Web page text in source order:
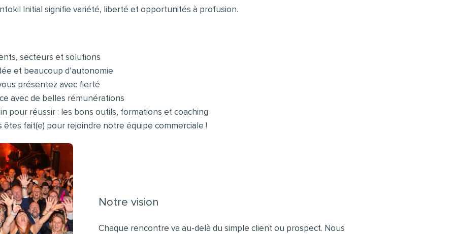
Initial signifie variété, liberté et opportunités à profusion.
secteurs et solutions
et beaucoup d’autonomie
présentez avec fierté
avec de belles rémunérations
pour réussir : les bons outils, formations et coaching
êtes fait(e) pour rejoindre notre équipe commerciale !
Notre vision
Chaque rencontre va au-delà du simple client ou prospect. Nous